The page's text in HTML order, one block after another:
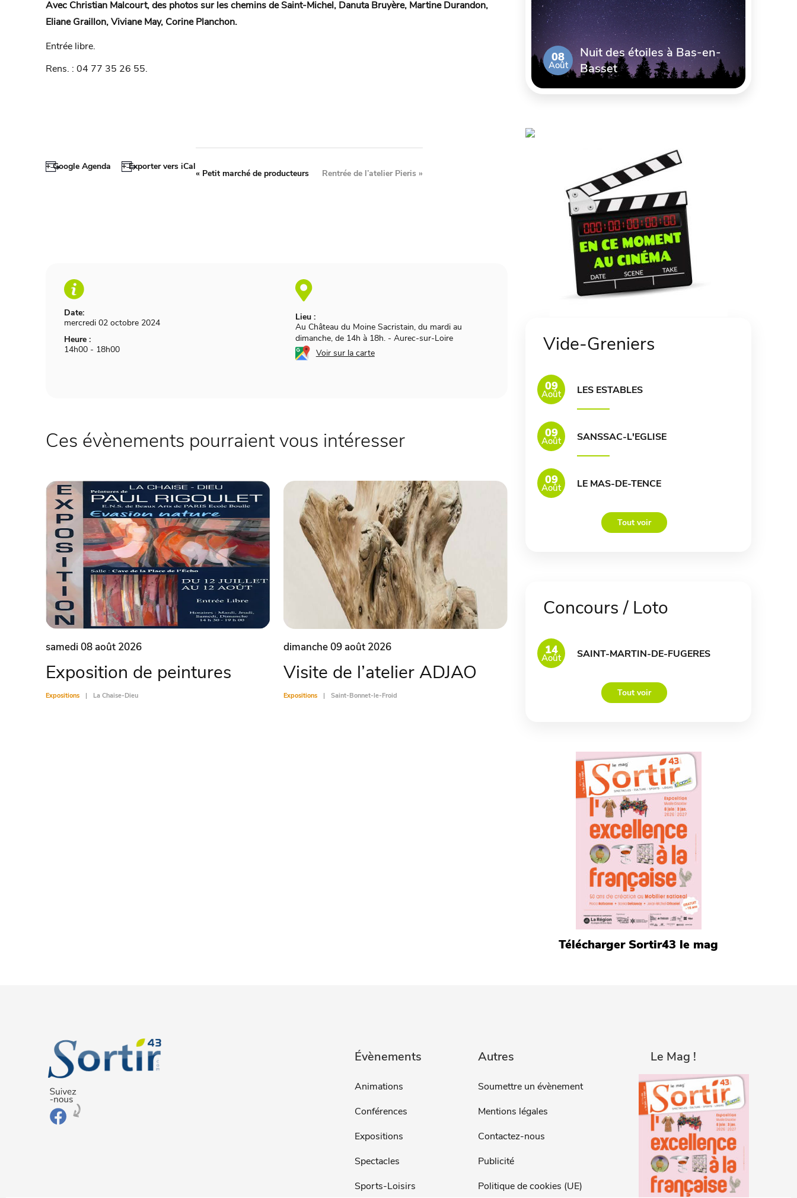
Avec Christian Malcourt, des photos sur les chemins de Saint-Michel, Danuta Bruyère, Martine Durandon,
Eliane Graillon, Viviane May, Corine Planchon.
Entrée libre.
Rens. : 04 77 35 26 55.
+ Google Agenda + Exporter vers iCal
Date:
mercredi 02 octobre 2024
Heure :
14h00 - 18h00
Lieu :
Au Château du Moine Sacristain, du mardi au
dimanche, de 14h à 18h. - Aurec-sur-Loire
Voir sur la carte
«Petit marché de producteurs Rentrée de l’atelier Pieris »
Ces évènements pourraient vous intéresser
samedi 08 août 2026
Exposition de peintures
Expositions La Chaise-Dieu
dimanche 09 août 2026
Visite de l’atelier ADJAO
Expositions Saint-Bonnet-le-Froid
08
Août
Nuit des étoiles à Bas-en-
Basset
Vide-Greniers
09
Août LES ESTABLES
09
Août SANSSAC-L'EGLISE
09
Août LE MAS-DE-TENCE
Tout voir
Concours / Loto
14
Août SAINT-MARTIN-DE-FUGERES
Tout voir
Télécharger Sortir43 le mag
Évènements
Animations
Conférences
Expositions
Spectacles
Sports-Loisirs
Autres
Soumettre un évènement
Mentions légales
Contactez-nous
Publicité
Politique de cookies (UE)
Le Mag !